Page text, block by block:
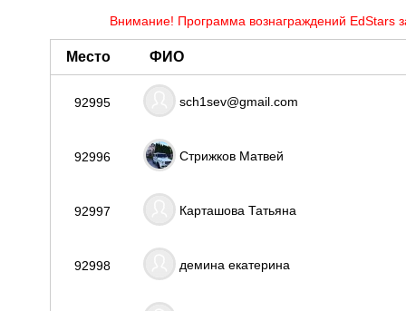
Внимание! Программа вознаграждений EdStars
Место ФИО
92995 sch1sev@gmail.com
92996 Стрижков Матвей
92997 Карташова Татьяна
92998 демина екатерина